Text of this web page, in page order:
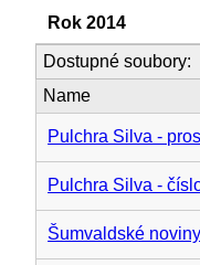
Rok 2014
Dostupné soubory:
Name
Pulchra Silva -
Pulchra Silva -
Šumvaldské